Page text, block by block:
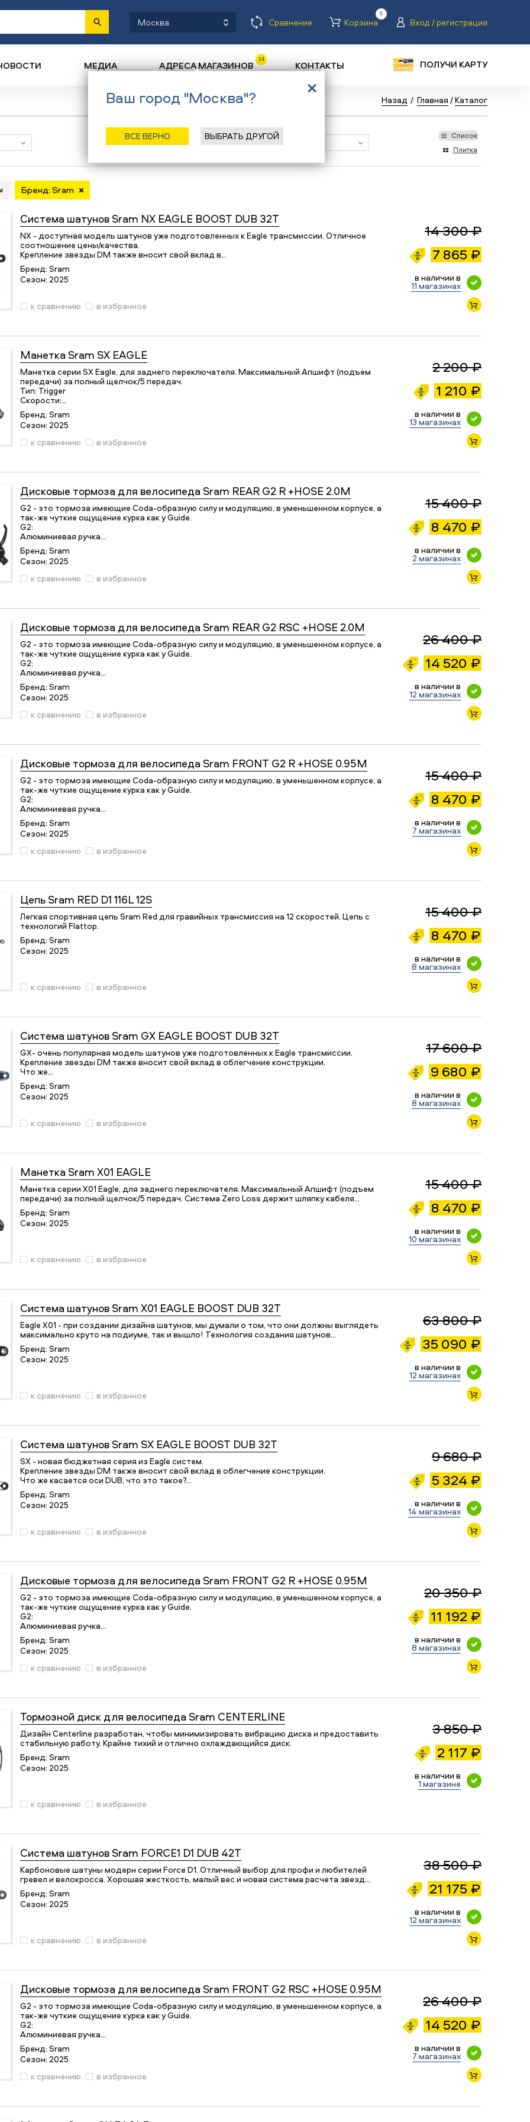
Москва Сравнение Корзина
0
Вход / регистрация
МЕДИА АДРЕСА МАГАЗИНОВ 14 КОНТАКТЫ ПОЛУЧИ КАРТУ
Назад / Главная /Каталог
Наличие в магазинах
Список
Плитка
Бренд: Sram
Система шатунов Sram NX EAGLE BOOST DUB 32T
NX - доступная модель шатунов уже подготовленных к Eagle трансмиссии. Отличное
соотношение цены/качества.
Крепление звезды DM также вносит свой вклад в…
Бренд: Sram
Сезон: 2025
14 300 ₽
7 865 ₽
в наличии в
11 магазинах
к сравнению
в избранное
Манетка Sram SX EAGLE
Манетка серии SX Eagle, для заднего переключателя. Максимальный Апшифт (подъем
передачи) за полный щелчок/5 передач.
Тип: Trigger
Скорости:…
Бренд: Sram
Сезон: 2025
2 200 ₽
1 210 ₽
в наличии в
13 магазинах
к сравнению
в избранное
Дисковые тормоза для велосипеда Sram REAR G2 R +HOSE 2.0M
G2 - это тормоза имеющие Coda-образную силу и модуляцию, в уменьшенном корпусе, а
так-же чуткие ощущение курка как у Guide.
G2:
Алюминиевая ручка…
Бренд: Sram
Сезон: 2025
15 400 ₽
8 470 ₽
в наличии в
2 магазинах
к сравнению
в избранное
Дисковые тормоза для велосипеда Sram REAR G2 RSC +HOSE 2.0M
G2 - это тормоза имеющие Coda-образную силу и модуляцию, в уменьшенном корпусе, а
так-же чуткие ощущение курка как у Guide.
G2:
Алюминиевая ручка…
Бренд: Sram
Сезон: 2025
26 400 ₽
14 520 ₽
в наличии в
12 магазинах
к сравнению
в избранное
Дисковые тормоза для велосипеда Sram FRONT G2 R +HOSE 0.95M
G2 - это тормоза имеющие Coda-образную силу и модуляцию, в уменьшенном корпусе, а
так-же чуткие ощущение курка как у Guide.
G2:
Алюминиевая ручка…
Бренд: Sram
Сезон: 2025
15 400 ₽
8 470 ₽
в наличии в
7 магазинах
к сравнению
в избранное
Цепь Sram RED D1 116L 12S
Легкая спортивная цепь Sram Red для гравийных трансмиссия на 12 скоростей. Цепь с
технологий Flattop.
Бренд: Sram
Сезон: 2025
15 400 ₽
8 470 ₽
в наличии в
8 магазинах
к сравнению
в избранное
Система шатунов Sram GX EAGLE BOOST DUB 32T
GX- очень популярная модель шатунов уже подготовленных к Eagle трансмиссии.
Крепление звезды DM также вносит свой вклад в облегчение конструкции.
Что же…
Бренд: Sram
Сезон: 2025
17 600 ₽
9 680 ₽
в наличии в
8 магазинах
к сравнению
в избранное
Манетка Sram X01 EAGLE
Манетка серии X01 Eagle, для заднего переключателя. Максимальный Апшифт (подъем
передачи) за полный щелчок/5 передач. Система Zero Loss держит шляпку кабеля…
Бренд: Sram
Сезон: 2025
15 400 ₽
8 470 ₽
в наличии в
10 магазинах
к сравнению
в избранное
Система шатунов Sram X01 EAGLE BOOST DUB 32T
Eagle X01 - при создании дизайна шатунов, мы думали о том, что они должны выглядеть
максимально круто на подиуме, так и вышло! Технология создания шатунов…
Бренд: Sram
Сезон: 2025
63 800 ₽
35 090 ₽
в наличии в
12 магазинах
к сравнению
в избранное
Система шатунов Sram SX EAGLE BOOST DUB 32T
SX - новая бюджетная серия из Eagle систем.
Крепление звезды DM также вносит свой вклад в облегчение конструкции.
Что же касается оси DUB, что это такое?…
Бренд: Sram
Сезон: 2025
9 680 ₽
5 324 ₽
в наличии в
14 магазинах
к сравнению
в избранное
Дисковые тормоза для велосипеда Sram FRONT G2 R +HOSE 0.95M
G2 - это тормоза имеющие Coda-образную силу и модуляцию, в уменьшенном корпусе, а
так-же чуткие ощущение курка как у Guide.
G2:
Алюминиевая ручка…
Бренд: Sram
Сезон: 2025
20 350 ₽
11 192 ₽
в наличии в
8 магазинах
к сравнению
в избранное
Тормозной диск для велосипеда Sram CENTERLINE
Дизайн Centerline разработан, чтобы минимизировать вибрацию диска и предоставить
стабильную работу. Крайне тихий и отлично охлаждающийся диск.
Бренд: Sram
Сезон: 2025
3 850 ₽
2 117 ₽
в наличии в
1 магазине
к сравнению
в избранное
Система шатунов Sram FORCE1 D1 DUB 42T
Карбоновые шатуны модерн серии Force D1. Отличный выбор для профи и любителей
гревел и велокросса. Хорошая жесткость, малый вес и новая система расчета звезд…
Бренд: Sram
Сезон: 2025
38 500 ₽
21 175 ₽
в наличии в
12 магазинах
к сравнению
в избранное
Дисковые тормоза для велосипеда Sram FRONT G2 RSC +HOSE 0.95M
G2 - это тормоза имеющие Coda-образную силу и модуляцию, в уменьшенном корпусе, а
так-же чуткие ощущение курка как у Guide.
G2:
Алюминиевая ручка…
Бренд: Sram
Сезон: 2025
26 400 ₽
14 520 ₽
в наличии в
7 магазинах
к сравнению
в избранное
Ваш город "Москва"?
ВСЕ ВЕРНО ВЫБРАТЬ ДРУГОЙ